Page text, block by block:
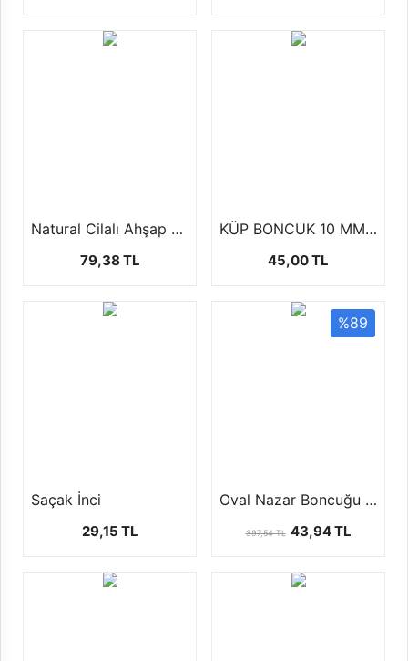
Natural Cilalı Ahşap Boncuk (100 Gr)
79,38 TL
KÜP BONCUK 10 MM (100 GR)
45,00 TL
Saçak İnci
29,15 TL
%89
Oval Nazar Boncuğu 4 faklı boyutta ( 1 paket 100 ad )
397,54 TL 43,94 TL